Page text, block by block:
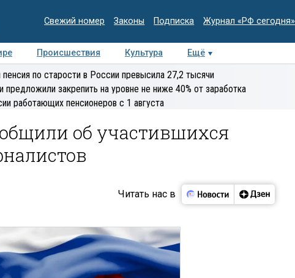
Свежий номер Законы Подписка Журнал «РФ сегодня»
Происшествия Культура Ещё
Медиацентр Интервью Колумнисты
по старости в России превысила 27,2 тысячи
предложили закрепить на уровне не ниже 40% от заработка
работающих пенсионеров с 1 августа
об участившихся
Читать нас в